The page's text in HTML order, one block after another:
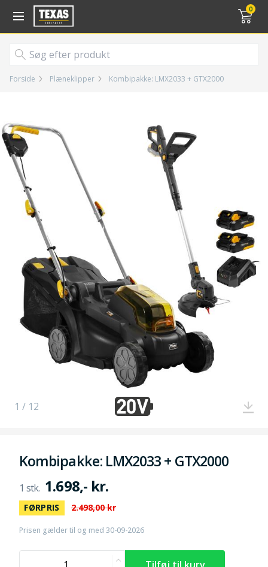
0
Gå til kurv (
Forside Plæneklipper Kombipakke: LMX2033 + GTX2000
1 / 12
Kombipakke: LMX2033 + GTX2000
1.698,- kr.
FØRPRIS 2.498,00 kr
Prisen gælder til og med 30-09-2026